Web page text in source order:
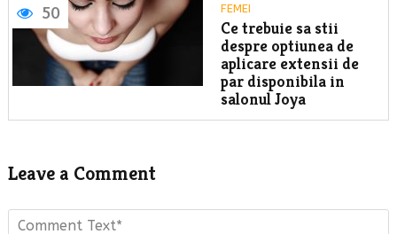
50 FEMEI
Ce trebuie sa stii
despre optiunea de
aplicare extensii de
par disponibila in
salonul Joya
Leave a Comment